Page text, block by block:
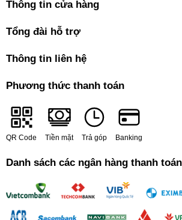
Thông tin cửa hàng
Tổng đài hỗ trợ
Thông tin liên hệ
Phương thức thanh toán
QR Code Tiền mặt Trả góp Banking
Danh sách các ngân hàng thanh